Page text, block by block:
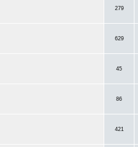
279
629
45
86
421